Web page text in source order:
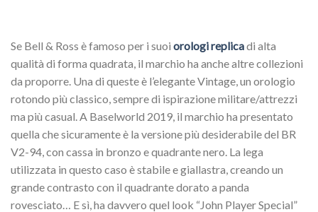
Se Bell & Ross è famoso per i suoi orologi replicadi alta
qualità di forma quadrata, il marchio ha anche altre collezioni
da proporre. Una di queste è l’elegante Vintage, un orologio
rotondo più classico, sempre di ispirazione militare/attrezzi
ma più casual. A Baselworld 2019, il marchio ha presentato
quella che sicuramente è la versione più desiderabile del BR
V2-94, con cassa in bronzo e quadrante nero. La lega
utilizzata in questo caso è stabile e giallastra, creando un
grande contrasto con il quadrante dorato a panda
rovesciato… E sì, ha davvero quel look “John Player Special”